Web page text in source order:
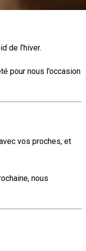
de l’hiver.
pour nous l’occasion
vos proches, et
nous